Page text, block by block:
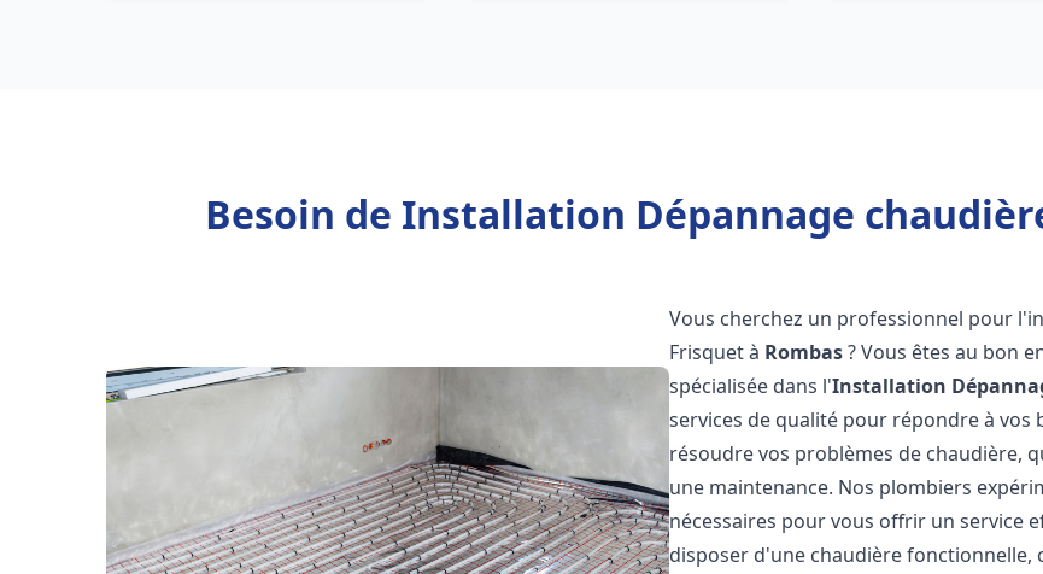
Besoin de Installation Dépannage
Vous cherchez un professionnel pour
Frisquet à Rombas? Vous êtes au bon
spécialisée dans l'Installation
services de qualité pour répondre à
résoudre vos problèmes de chaudière,
une maintenance. Nos plombiers
nécessaires pour vous offrir un service
disposer d'une chaudière